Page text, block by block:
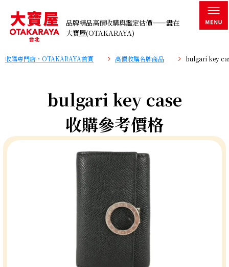
品牌精品高價收購與鑑定估價——盡在
大寶屋(OTAKARAYA)
收購專門店・OTAKARAYA首頁 高價收購名牌商品 bulgari key
bulgari key case
收購參考價格